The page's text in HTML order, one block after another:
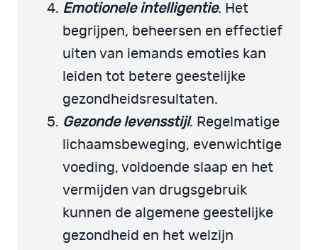
Emotionele intelligentie. Het
begrijpen, beheersen en effectief
uiten van iemands emoties kan
leiden tot betere geestelijke
gezondheidsresultaten.
Gezonde levensstijl. Regelmatige
lichaamsbeweging, evenwichtige
voeding, voldoende slaap en het
vermijden van drugsgebruik
kunnen de algemene geestelijke
gezondheid en het welzijn